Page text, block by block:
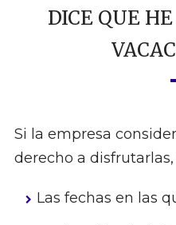
DICE QUE
Si la empresa
derecho a
Las fechas en las